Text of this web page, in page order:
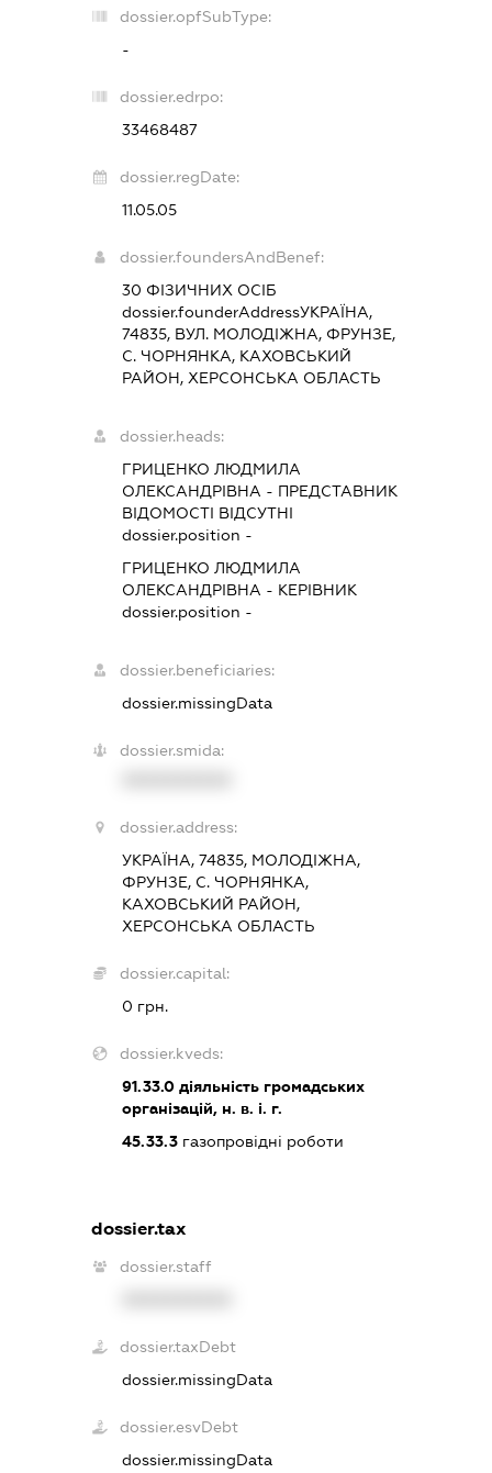
dossier.opfSubType:
-
dossier.edrpo:
33468487
dossier.regDate:
11.05.05
dossier.foundersAndBenef:
30 ФІЗИЧНИХ ОСІБ
dossier.founderAddressУКРАЇНА,
74835, ВУЛ. МОЛОДІЖНА, ФРУНЗЕ,
С. ЧОРНЯНКА, КАХОВСЬКИЙ
РАЙОН, ХЕРСОНСЬКА ОБЛАСТЬ
dossier.heads:
ГРИЦЕНКО ЛЮДМИЛА
ОЛЕКСАНДРІВНА - ПРЕДСТАВНИК
ВІДОМОСТІ ВІДСУТНІ
dossier.position -
ГРИЦЕНКО ЛЮДМИЛА
ОЛЕКСАНДРІВНА - КЕРІВНИК
dossier.position -
dossier.beneficiaries:
dossier.missingData
dossier.smida:
dossier.address:
УКРАЇНА, 74835, МОЛОДІЖНА,
ФРУНЗЕ, С. ЧОРНЯНКА,
КАХОВСЬКИЙ РАЙОН,
ХЕРСОНСЬКА ОБЛАСТЬ
dossier.capital:
0 грн.
dossier.kveds:
91.33.0 діяльність громадських
організацій, н. в. і. г.
45.33.3 газопровідні роботи
dossier.tax
dossier.staff
dossier.taxDebt
dossier.missingData
dossier.esvDebt
dossier.missingData